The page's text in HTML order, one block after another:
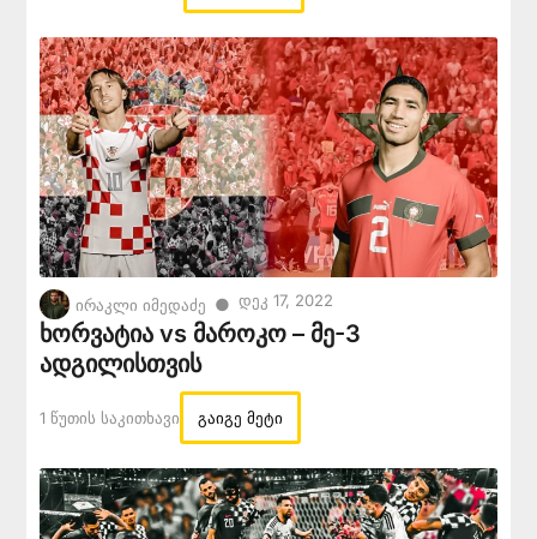
ირაკლი იმედაძე ● Დეკ 17, 2022
ხორვატია vs მაროკო – მე-3
ადგილისთვის
1 Წუთის Საკითხავი გაიგე მეტი